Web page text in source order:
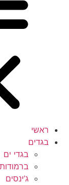
ראשי
בגדים
בגדי ים
ברמודות
ג’ינסים